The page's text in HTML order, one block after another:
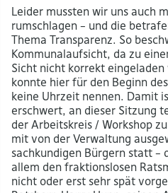
Leider mussten wir uns auch
rumschlagen – und die
Thema Transparenz. So
Kommunalaufsicht, da zu
Sicht nicht korrekt
konnte hier für den Beginn
keine Uhrzeit nennen. Damit
erschwert, an dieser Sitzung
der Arbeitskreis / Workshop
mit von der Verwaltung
sachkundigen Bürgern statt –
allem den fraktionslosen
nicht oder erst sehr spät